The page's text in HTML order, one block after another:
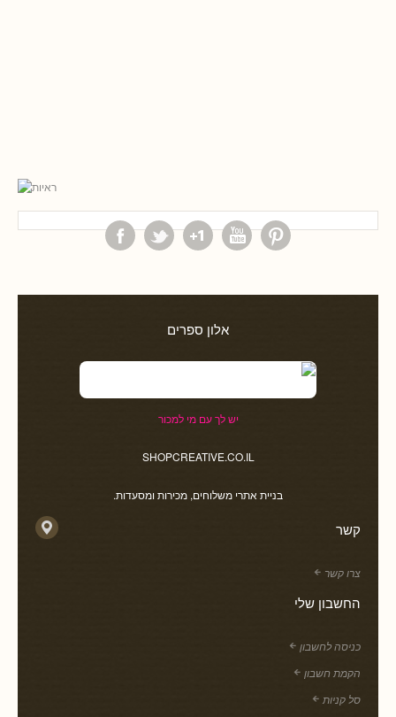
אלון ספרים
יש לך עם מי למכור
SHOPCREATIVE.CO.IL
בניית אתרי משלוחים, מכירות ומסעדות.
קשר
צרו קשר
החשבון שלי
כניסה לחשבון
הקמת חשבון
סל קניות